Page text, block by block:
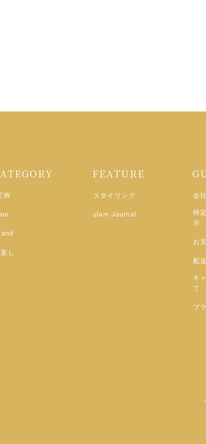
し
FEATURE
スタイリング
clam Journal
会
特
示
お
配
キ
て
プ